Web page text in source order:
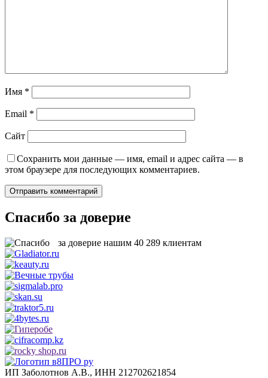
Имя *
Email *
Сайт
Сохранить мои данные — имя, email и адрес сайта — в
этом браузере для последующих комментариев.
Спасибо за доверие
за доверие нашим 40 289 клиентам
ИП Заболотнов А.В., ИНН 212702621854